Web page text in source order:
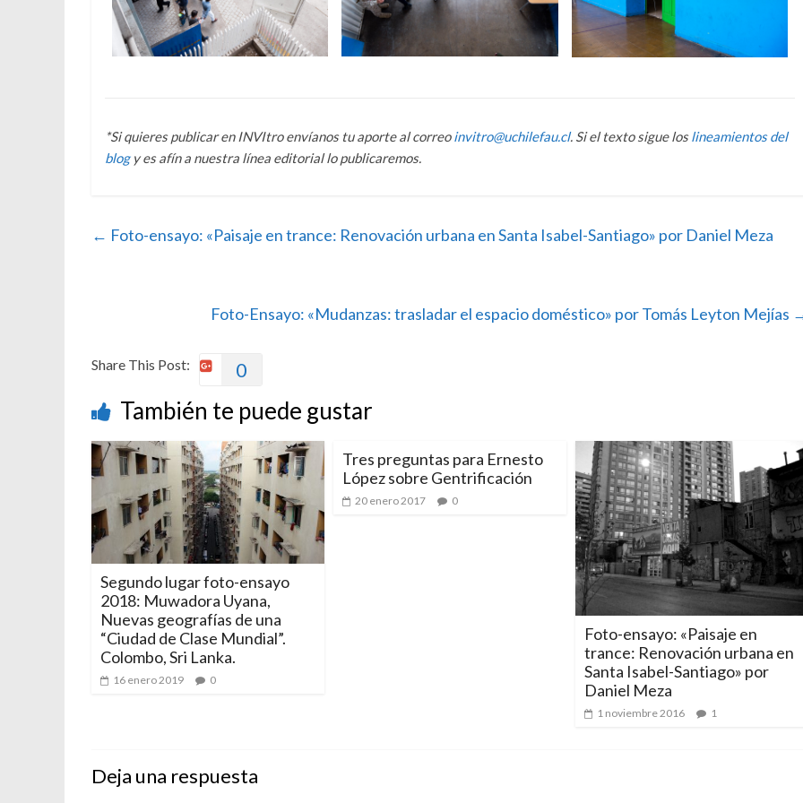
*Si quieres publicar en INVItro envíanos tu aporte al correoinvitro@uchilefau.cl. Si el texto sigue loslineamientos del
blogy es afín a nuestra línea editorial lo publicaremos.
← Foto-ensayo: «Paisaje en trance: Renovación urbana en Santa Isabel-Santiago» por Daniel Meza
Foto-Ensayo: «Mudanzas: trasladar el espacio doméstico» por Tomás Leyton Mejías
Share This Post: 0
También te puede gustar
Segundo lugar foto-ensayo
2018: Muwadora Uyana,
Nuevas geografías de una
“Ciudad de Clase Mundial”.
Colombo, Sri Lanka.
16 enero 2019 0
Tres preguntas para Ernesto
López sobre Gentrificación
20 enero 2017 0
Foto-ensayo: «Paisaje en
trance: Renovación urbana en
Santa Isabel-Santiago» por
Daniel Meza
1 noviembre 2016 1
Deja una respuesta